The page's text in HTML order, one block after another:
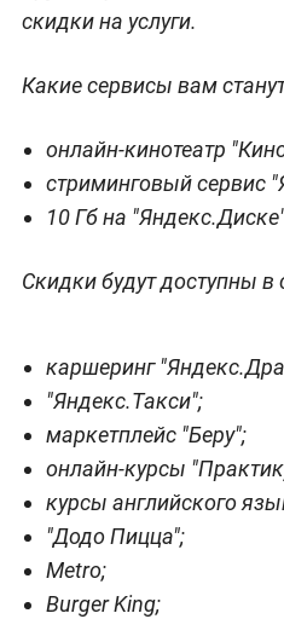
скидки на услуги.
Какие сервисы вам
онлайн-кинотеатр
стриминговый сервис
10 Гб на
Скидки будут доступны
каршеринг
"Яндекс.Такси";
маркетплейс "Беру";
онлайн-курсы
курсы английского
"Додо Пицца";
Metro;
Burger King;